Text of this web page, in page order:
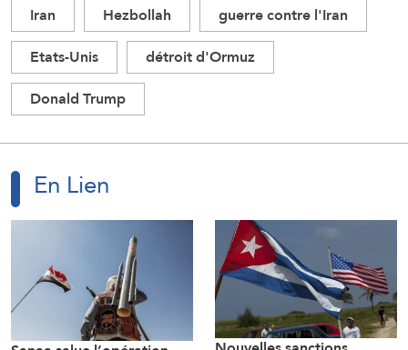
Iran
Hezbollah
guerre contre l'Iran
Etats-Unis
détroit d'Ormuz
Donald Trump
En Lien